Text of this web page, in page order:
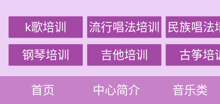
k歌培训 流行唱法培训 民族唱法
钢琴培训 吉他培训 古筝培
首页 中心简介 音乐类